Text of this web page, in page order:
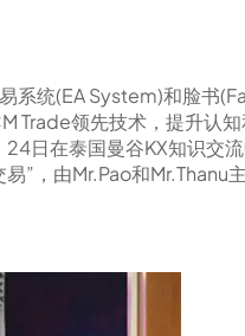
系统(EA System)和脸书
Trade领先技术，提升认知
日在泰国曼谷KX知识交
”，由Mr.Pao和Mr.Thanu